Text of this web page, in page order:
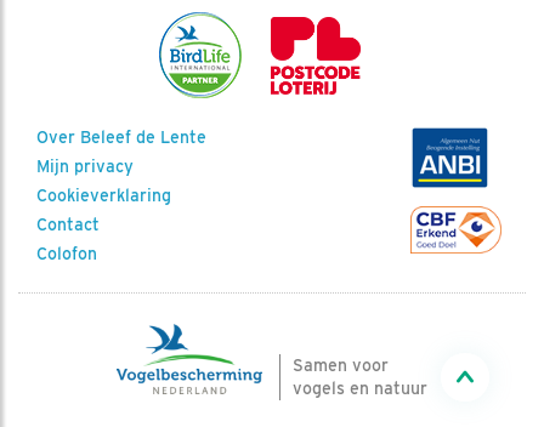
Over Beleef de Lente
Mijn privacy
Cookieverklaring
Contact
Colofon
Samen voor
vogels en natuur